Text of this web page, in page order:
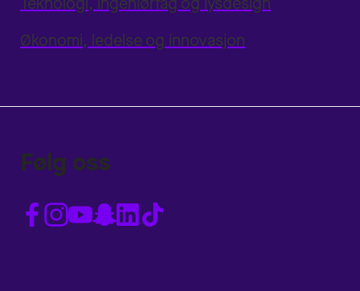
Økonomi, ledelse og innovasjon
Følg oss